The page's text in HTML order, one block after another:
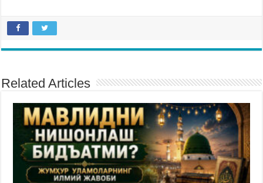
Related Articles